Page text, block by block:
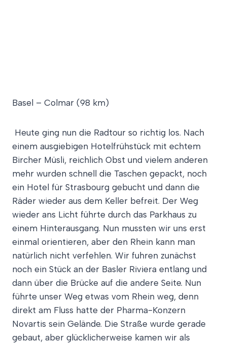
Basel – Colmar (98 km)
Heute ging nun die Radtour so richtig los. Nach
einem ausgiebigen Hotelfrühstück mit echtem
Bircher Müsli, reichlich Obst und vielem anderen
mehr wurden schnell die Taschen gepackt, noch
ein Hotel für Strasbourg gebucht und dann die
Räder wieder aus dem Keller befreit. Der Weg
wieder ans Licht führte durch das Parkhaus zu
einem Hinterausgang. Nun mussten wir uns erst
einmal orientieren, aber den Rhein kann man
natürlich nicht verfehlen. Wir fuhren zunächst
noch ein Stück an der Basler Riviera entlang und
dann über die Brücke auf die andere Seite. Nun
führte unser Weg etwas vom Rhein weg, denn
direkt am Fluss hatte der Pharma-Konzern
Novartis sein Gelände. Die Straße wurde gerade
gebaut, aber glücklicherweise kamen wir als